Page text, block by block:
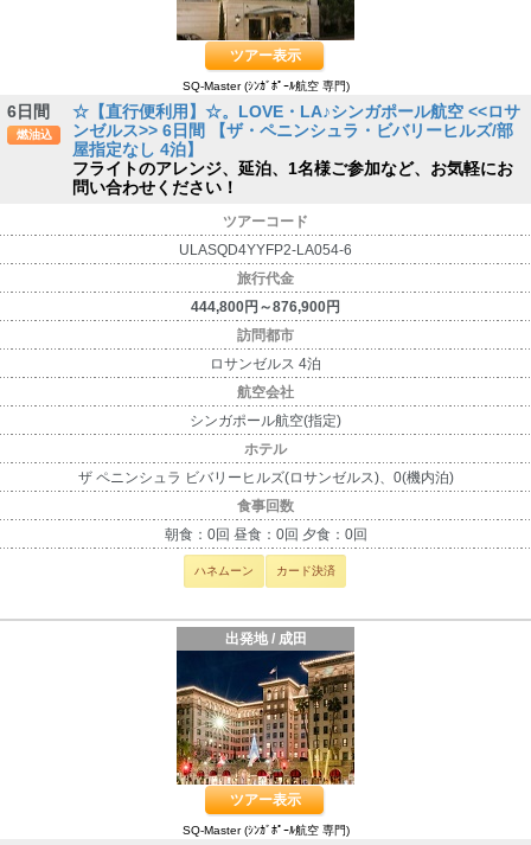
ツアー表示
SQ-Master (ｼﾝｶﾞﾎﾟｰﾙ航空 専門)
6日間
燃油込
☆【直行便利用】☆。LOVE・LA♪シンガポール航空 <<ロサ
ンゼルス>> 6日間 【ザ・ペニンシュラ・ビバリーヒルズ/部
屋指定なし 4泊】
フライトのアレンジ、延泊、1名様ご参加など、お気軽にお
問い合わせください！
ツアーコード
ULASQD4YYFP2-LA054-6
旅行代金
444,800円～876,900円
訪問都市
ロサンゼルス 4泊
航空会社
シンガポール航空(指定)
ホテル
ザ ペニンシュラ ビバリーヒルズ(ロサンゼルス)、0(機内泊)
食事回数
朝食：0回 昼食：0回 夕食：0回
ハネムーン カード決済
出発地 / 成田
ツアー表示
SQ-Master (ｼﾝｶﾞﾎﾟｰﾙ航空 専門)